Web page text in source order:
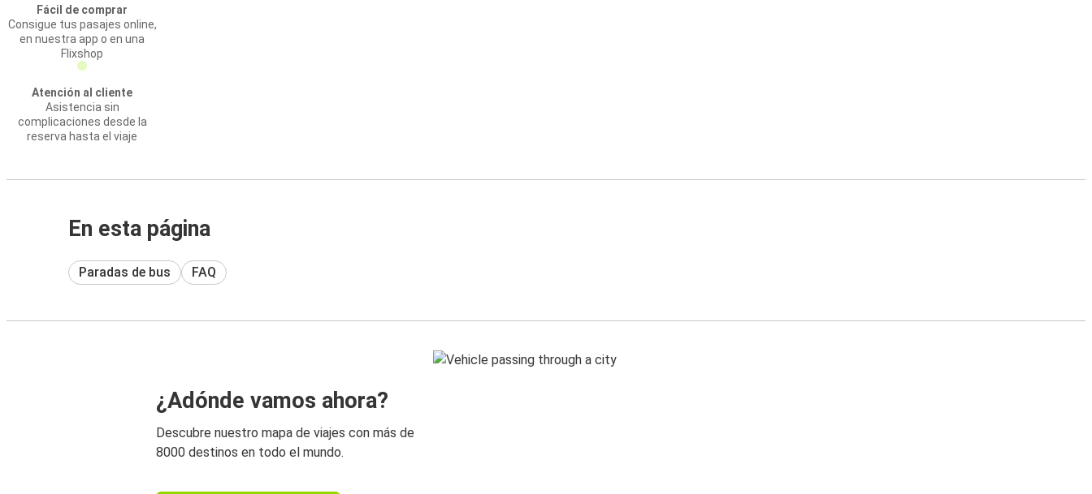
Fácil de comprar
Consigue tus pasajes online,
en nuestra app o en una
Flixshop
Atención al cliente
Asistencia sin
complicaciones desde la
reserva hasta el viaje
En esta página
Paradas de bus FAQ
¿Adónde vamos ahora?
Descubre nuestro mapa de viajes con más de
8000 destinos en todo el mundo.